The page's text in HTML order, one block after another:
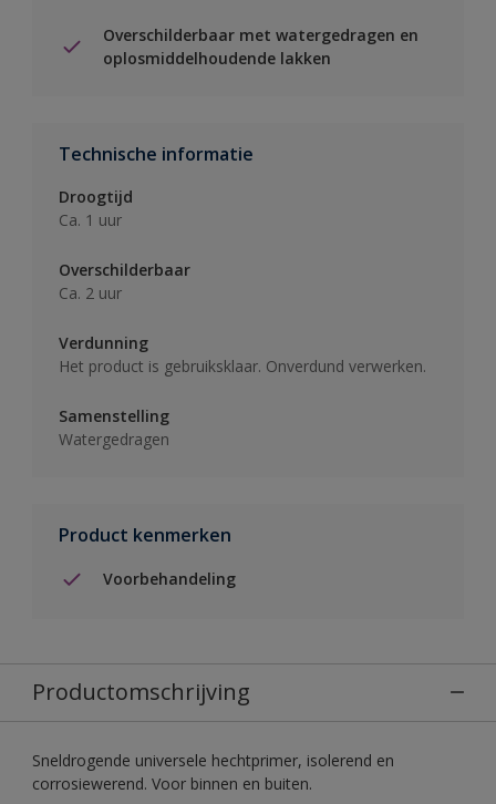
Overschilderbaar met watergedragen en
oplosmiddelhoudende lakken
Technische informatie
Droogtijd
Ca. 1 uur
Overschilderbaar
Ca. 2 uur
Verdunning
Het product is gebruiksklaar. Onverdund verwerken.
Samenstelling
Watergedragen
Product kenmerken
Voorbehandeling
Productomschrijving
Sneldrogende universele hechtprimer, isolerend en
corrosiewerend. Voor binnen en buiten.